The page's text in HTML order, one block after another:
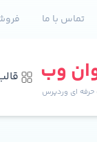
تماس با ما
وب
ای وردپرس